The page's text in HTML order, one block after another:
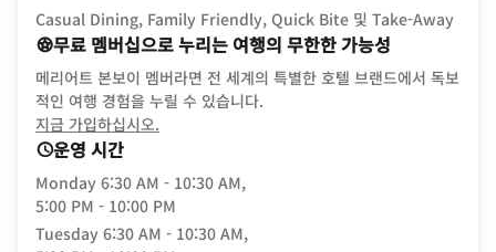
Casual Dining, Family Friendly, Quick Bite 및 Take-Away
무료 멤버십으로 누리는 여행의 무한한 가능성
메리어트 본보이 멤버라면 전 세계의 특별한 호텔 브랜드에서 독보
적인 여행 경험을 누릴 수 있습니다.
지금 가입하십시오.
운영 시간
Monday 6:30 AM - 10:30 AM,
5:00 PM - 10:00 PM
Tuesday 6:30 AM - 10:30 AM,